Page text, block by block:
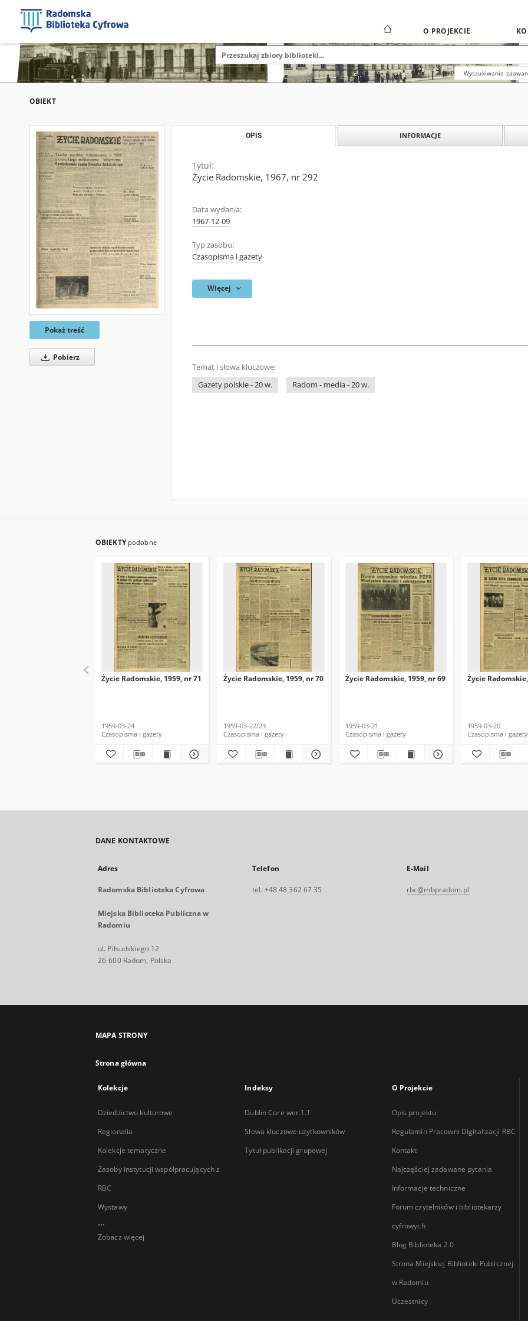
O PROJEKCIE
Wyszukiwanie
OBIEKT
Pokaż treść
Pobierz
OPIS INFORMACJE
Tytuł:
Życie Radomskie, 1967, nr 292
Data wydania:
1967-12-09
Typ zasobu:
Czasopisma i gazety
Więcej
Temat i słowa kluczowe:
Gazety polskie - 20 w.
Radom - media - 20 w.
OBIEKTY podobne
Życie Radomskie, 1959, nr 71
1959-03-24
Czasopisma i gazety
Życie Radomskie, 1959, nr 70
1959-03-22/23
Czasopisma i gazety
Życie Radomskie, 1959, nr 69
1959-03-21
Czasopisma i gazety
Życie
1959-03-20
Czasopisma i gazety
DANE KONTAKTOWE
Adres
Radomska Biblioteka Cyfrowa
Miejska Biblioteka Publiczna w
Radomiu
ul. Piłsudskiego 12
26-600 Radom, Polska
Telefon
tel. +48 48 362 67 35
E-Mail
rbc@mbpradom.pl
MAPA STRONY
Strona główna
Kolekcje
Dziedzictwo kulturowe
Regionalia
Kolekcje tematyczne
Zasoby instytucji współpracujących z
RBC
Wystawy
...
Zobacz więcej
Indeksy
Dublin Core wer.1.1
Słowa kluczowe użytkowników
Tytuł publikacji grupowej
O Projekcie
Opis projektu
Regulamin Pracowni Digitalizacji RBC
Kontakt
Najczęściej zadawane pytania
Informacje techniczne
Forum czytelników i bibliotekarzy
cyfrowych
Blog Biblioteka 2.0
Strona Miejskiej Biblioteki Publicznej
w Radomiu
Uczestnicy